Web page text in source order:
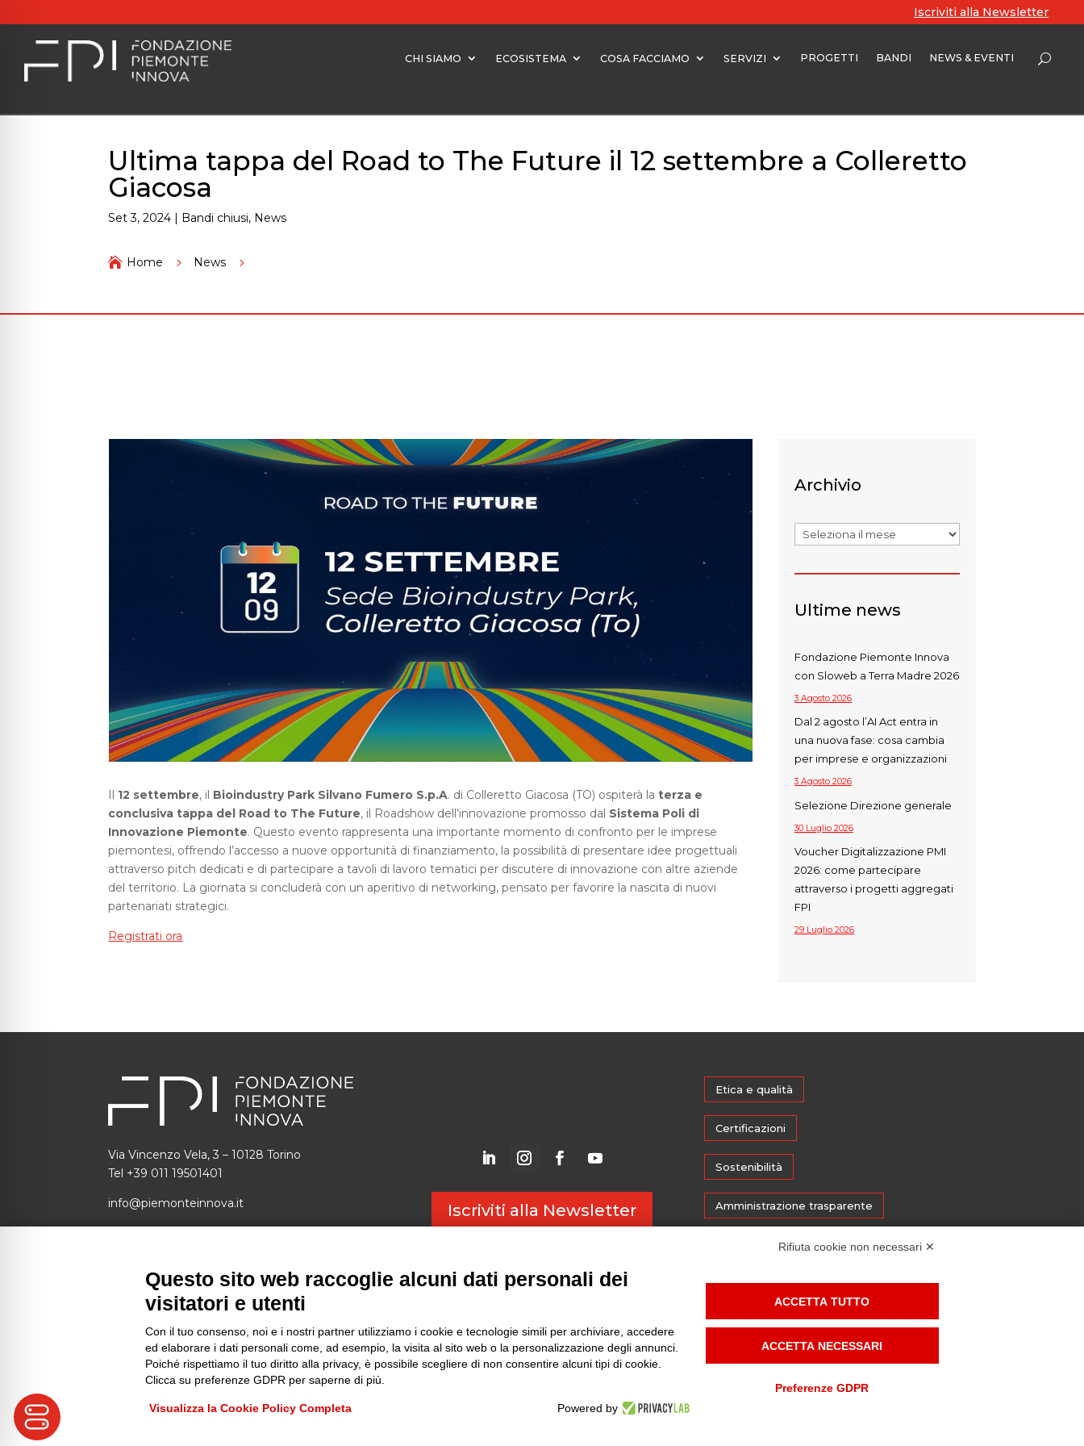
Iscriviti alla Newsletter
CHI SIAMO ECOSISTEMA COSA FACCIAMO SERVIZI PROGETTI BANDI NEWS & EVENTI
Ultima tappa del Road to The Future il 12 settembre a Colleretto
Giacosa
Set 3, 2024 | Bandi chiusi, News
 Home 5 News 5
Il 12 settembre, il Bioindustry Park Silvano Fumero S.p.A. di Colleretto Giacosa (TO) ospiterà laterza e
conclusiva tappa del Road to The Future, il Roadshow dell’innovazione promosso dal Sistema Poli di
Innovazione Piemonte. Questo evento rappresenta una importante momento di confronto per le imprese
piemontesi, offrendo l’accesso a nuove opportunità di finanziamento, la possibilità di presentare idee progettuali
attraverso pitch dedicati e di partecipare a tavoli di lavoro tematici per discutere di innovazione con altre aziende
del territorio. La giornata si concluderà con un aperitivo di networking, pensato per favorire la nascita di nuovi
partenariati strategici.
Registrati ora
Archivio
Archivi
Ultime news
Fondazione Piemonte Innova
con Sloweb a Terra Madre 2026
3 Agosto 2026
Dal 2 agosto l’AI Act entra in
una nuova fase: cosa cambia
per imprese e organizzazioni
3 Agosto 2026
Selezione Direzione generale
30 Luglio 2026
Voucher Digitalizzazione PMI
2026: come partecipare
attraverso i progetti aggregati
FPI
29 Luglio 2026
Via Vincenzo Vela, 3 – 10128 Torino
Tel +39 011 19501401
info@piemonteinnova.it
piemonteinnova@pec.piemonteinnova.it
Iscriviti alla Newsletter
Etica e qualità
Certificazioni
Sostenibilità
Amministrazione trasparente
Whistleblowing
© 2025 FONDAZIONE PIEMONTE INNOVA | P.I:09049730014| TUTTI I DIRITTI RISERVATI |INFORMATIVA PRIVACY COOKIE POLICY| DEVELOPED BY
Rifiuta cookie non necessari ✕
Questo sito web raccoglie alcuni dati personali dei
visitatori e utenti
Con il tuo consenso, noi e i nostri partner utilizziamo i cookie e tecnologie simili per archiviare, accedere
ed elaborare i dati personali come, ad esempio, la visita al sito web o la personalizzazione degli annunci.
Poiché rispettiamo il tuo diritto alla privacy, è possibile scegliere di non consentire alcuni tipi di cookie.
Clicca su preferenze GDPR per saperne di più.
Visualizza la Cookie Policy Completa Powered by
ACCETTA TUTTO
ACCETTA NECESSARI
Preferenze GDPR